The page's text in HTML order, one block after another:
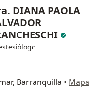
DIANA PAOLA
Barranquilla • Mapa